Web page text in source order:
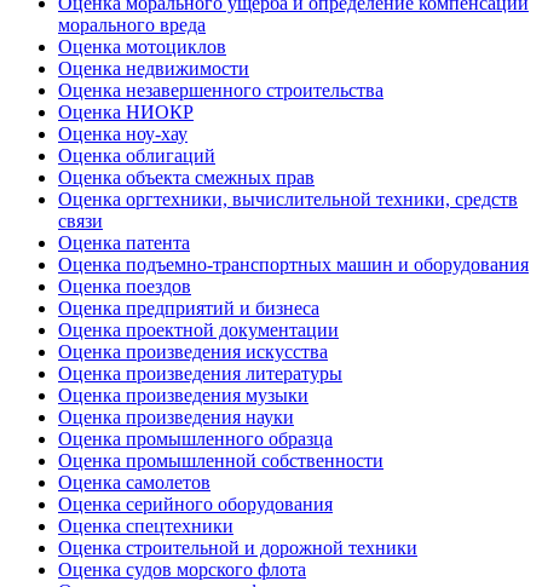
морального вреда
Оценка мотоциклов
Оценка недвижимости
Оценка незавершенного строительства
Оценка НИОКР
Оценка ноу-хау
Оценка облигаций
Оценка объекта смежных прав
Оценка оргтехники, вычислительной техники, средств
связи
Оценка патента
Оценка подъемно-транспортных машин и оборудования
Оценка поездов
Оценка предприятий и бизнеса
Оценка проектной документации
Оценка произведения искусства
Оценка произведения литературы
Оценка произведения музыки
Оценка произведения науки
Оценка промышленного образца
Оценка промышленной собственности
Оценка самолетов
Оценка серийного оборудования
Оценка спецтехники
Оценка строительной и дорожной техники
Оценка судов морского флота